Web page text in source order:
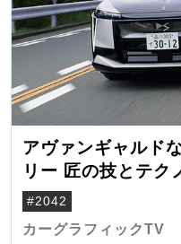
アヴァンギャルド
リー 匠の技とテク
界観
#2042
カーグラフィックTV